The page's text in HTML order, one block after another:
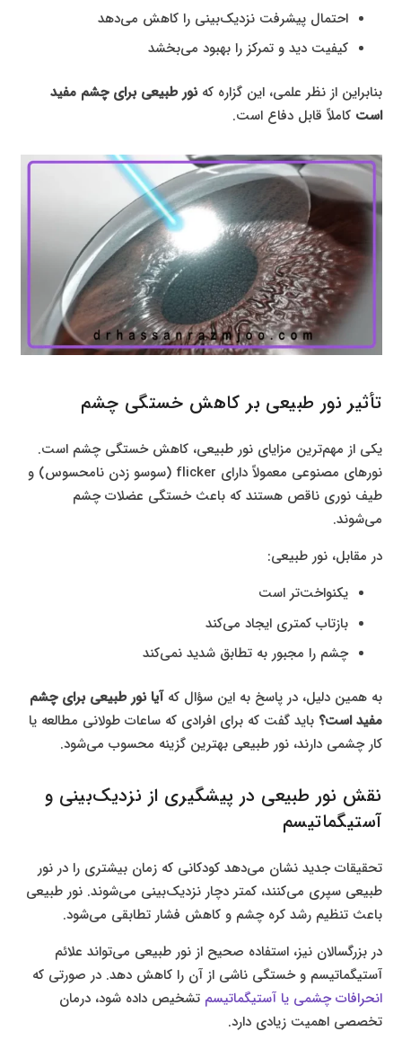
احتمال پیشرفت نزدیک‌بینی را کاهش می‌دهد
کیفیت دید و تمرکز را بهبود می‌بخشد
بنابراین از نظر علمی، این گزاره کهنور طبیعی برای چشم مفید
است کاملاً قابل دفاع است.
تأثیر نور طبیعی بر کاهش خستگی چشم
یکی از مهم‌ترین مزایای نور طبیعی، کاهش خستگی چشم است.
نورهای مصنوعی معمولاً دارای flicker (سوسو زدن نامحسوس) و
طیف نوری ناقص هستند که باعث خستگی عضلات چشم
می‌شوند.
در مقابل، نور طبیعی:
یکنواخت‌تر است
بازتاب کمتری ایجاد می‌کند
چشم را مجبور به تطابق شدید نمی‌کند
به همین دلیل، در پاسخ به این سؤال کهآیا نور طبیعی برای چشم
مفید است؟ باید گفت که برای افرادی که ساعات طولانی مطالعه یا
کار چشمی دارند، نور طبیعی بهترین گزینه محسوب می‌شود.
نقش نور طبیعی در پیشگیری از نزدیک‌بینی و
آستیگماتیسم
تحقیقات جدید نشان می‌دهد کودکانی که زمان بیشتری را در نور
طبیعی سپری می‌کنند، کمتر دچار نزدیک‌بینی می‌شوند. نور طبیعی
باعث تنظیم رشد کره چشم و کاهش فشار تطابقی می‌شود.
در بزرگسالان نیز، استفاده صحیح از نور طبیعی می‌تواند علائم
آستیگماتیسم و خستگی ناشی از آن را کاهش دهد. در صورتی که
انحرافات چشمی یا آستیگماتیسم تشخیص داده شود، درمان
تخصصی اهمیت زیادی دارد.